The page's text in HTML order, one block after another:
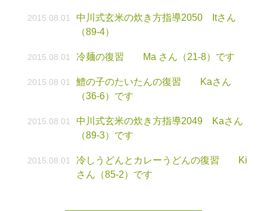
2015.08.01
中川式玄米の炊き方指導2050 Itさん
（89-4）
2015.08.01 冷麺の復習 Ma さん（21-8）です
2015.08.01
鱧の子のたいたんの復習 Kaさん
（36-6）です
2015.08.01
中川式玄米の炊き方指導2049 Kaさん
（89-3）です
2015.08.01
冷しうどんとカレーうどんの復習 Ki
さん（85-2）です